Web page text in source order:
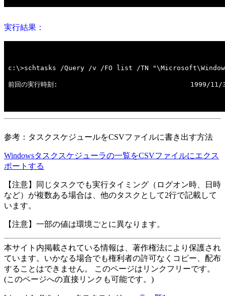
実行結果：
参考：タスクスケジュールをCSVファイルに書き出す方法
Windowsタスクスケジューラの一覧をCSVファイルにエクス
ポートする
【注意】同じタスクでも実行タイミング（ログオン時、日時
など）が複数ある場合は、他のタスクとして2行で記載して
います。
【注意】一部の値は環境ごとに異なります。
本サイト内掲載されている情報は、著作権法により保護され
ています。いかなる場合でも権利者の許可なくコピー、配布
することはできません。 このページはリンクフリーです。
(このページへの直接リンクも可能です。)